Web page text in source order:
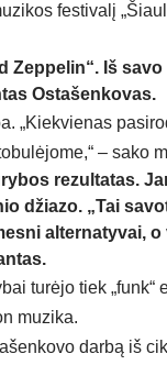
festivalį
Zeppelin“. Iš
Ostašenkovas.
„Kiekvienas
– sako
rezultatas.
džiazo. „Tai
alternatyvai,
turėjo tiek „funk“
muzika.
darbą iš